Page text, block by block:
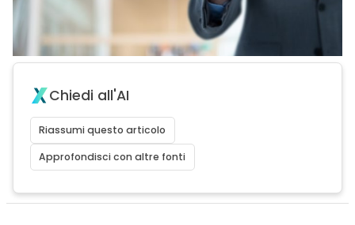
Chiedi all'AI
Riassumi questo articolo
Approfondisci con altre fonti